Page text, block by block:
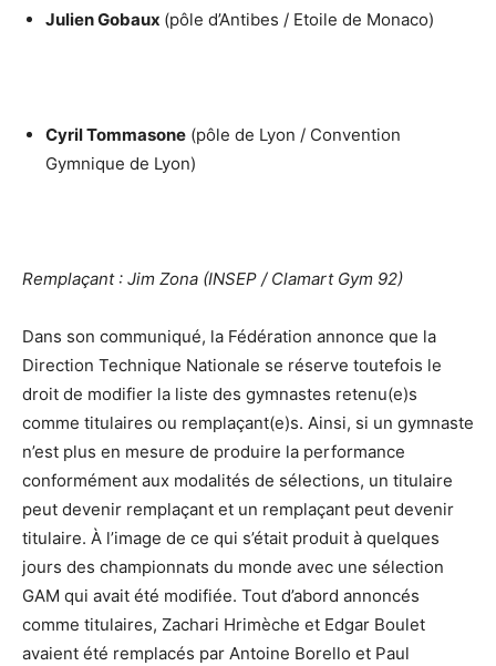
Julien Gobaux (pôle d’Antibes / Etoile de Monaco)
Cyril Tommasone (pôle de Lyon / Convention
Gymnique de Lyon)
Remplaçant : Jim Zona (INSEP / Clamart Gym 92)
Dans son communiqué, la Fédération annonce que la
Direction Technique Nationale se réserve toutefois le
droit de modifier la liste des gymnastes retenu(e)s
comme titulaires ou remplaçant(e)s. Ainsi, si un gymnaste
n’est plus en mesure de produire la performance
conformément aux modalités de sélections, un titulaire
peut devenir remplaçant et un remplaçant peut devenir
titulaire. À l’image de ce qui s’était produit à quelques
jours des championnats du monde avec une sélection
GAM qui avait été modifiée. Tout d’abord annoncés
comme titulaires, Zachari Hrimèche et Edgar Boulet
avaient été remplacés par Antoine Borello et Paul